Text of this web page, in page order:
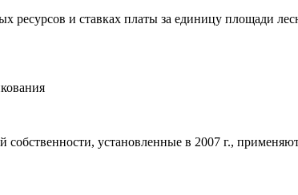
и ставках платы за единицу площади
установленные в 2007 г.,